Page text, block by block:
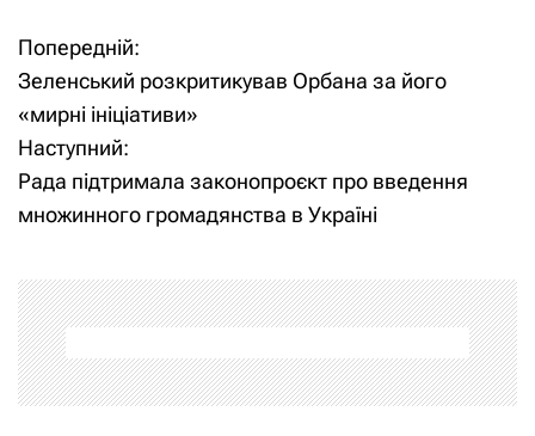
Н
а
в
і
а
ц
і
Попередній:
Зеленський розкритикував Орбана за його
«мирні ініціативи»
Наступний:
Рада підтримала законопроєкт про введення
множинного громадянства в Україні